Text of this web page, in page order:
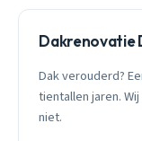
Dakrenovatie
Dak verouderd?
tientallen jaren.
niet.